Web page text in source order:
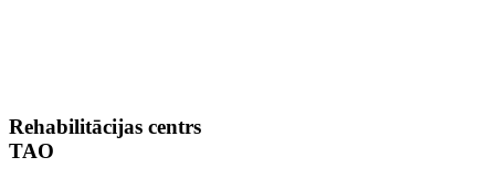
Rehabilitācijas centrs
TAO